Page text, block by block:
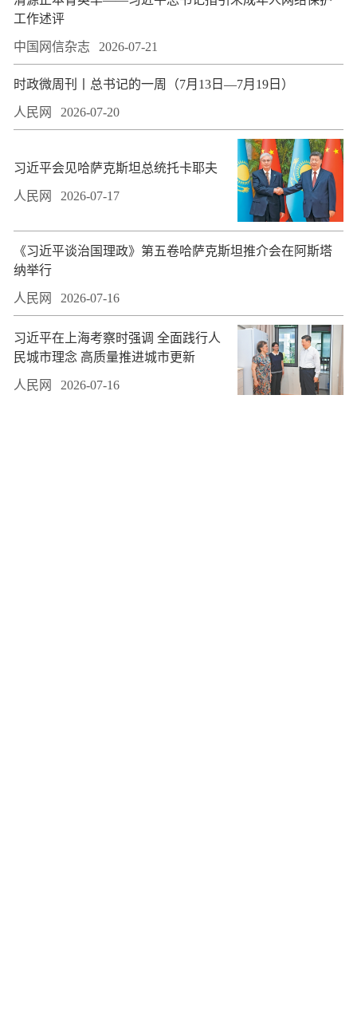
工作述评
中国网信杂志 2026-07-21
时政微周刊丨总书记的一周（7月13日—7月19日）
人民网 2026-07-20
习近平会见哈萨克斯坦总统托卡耶夫
人民网 2026-07-17
​《习近平谈治国理政》第五卷哈萨克斯坦推介会在阿斯塔
纳举行
人民网 2026-07-16
习近平在上海考察时强调 全面践行人
民城市理念 高质量推进城市更新
人民网 2026-07-16